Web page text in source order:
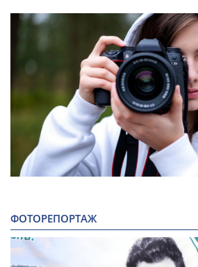
ФОТОРЕПОРТАЖ